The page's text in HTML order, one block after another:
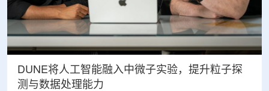
DUNE将人工智能融入中微子实验，提升粒子探
测与数据处理能力